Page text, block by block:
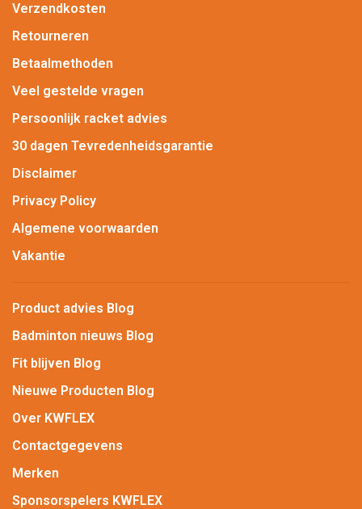
Verzendkosten
Retourneren
Betaalmethoden
Veel gestelde vragen
Persoonlijk racket advies
30 dagen Tevredenheidsgarantie
Disclaimer
Privacy Policy
Algemene voorwaarden
Vakantie
Product advies Blog
Badminton nieuws Blog
Fit blijven Blog
Nieuwe Producten Blog
Over KWFLEX
Contactgegevens
Merken
Sponsorspelers KWFLEX